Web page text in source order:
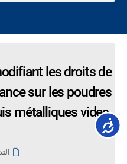
les droits de
sur les poudres
métalliques vides.